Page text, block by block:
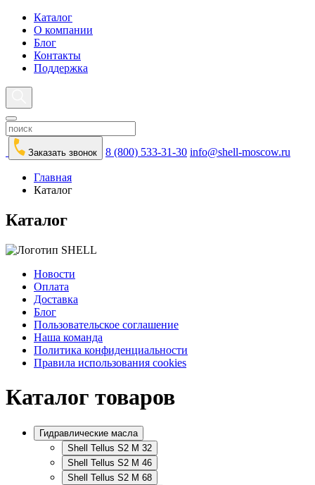
Каталог
О компании
Блог
Контакты
Поддержка
Заказать звонок 8 (800) 533-31-30 info@shell-moscow.ru
Главная
Каталог
Каталог
Новости
Оплата
Доставка
Блог
Пользовательское соглашение
Наша команда
Политика конфиденциальности
Правила использования cookies
Каталог товаров
Гидравлические масла
Shell Tellus S2 M 32
Shell Tellus S2 M 46
Shell Tellus S2 M 68